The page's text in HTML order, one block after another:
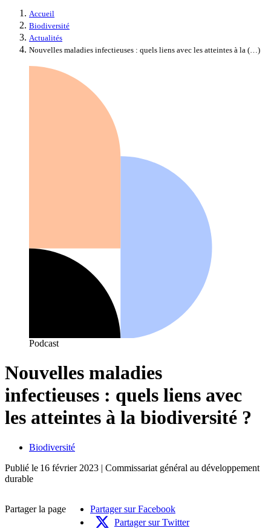
Accueil
Biodiversité
Actualités
Nouvelles maladies infectieuses : quels liens avec les atteintes à la (…)
Podcast
Nouvelles maladies
infectieuses : quels liens avec
les atteintes à la biodiversité ?
Biodiversité
Publié le 16 février 2023 | Commissariat général au développement
durable
Partager la page
Partager sur Facebook
Partager sur Twitter